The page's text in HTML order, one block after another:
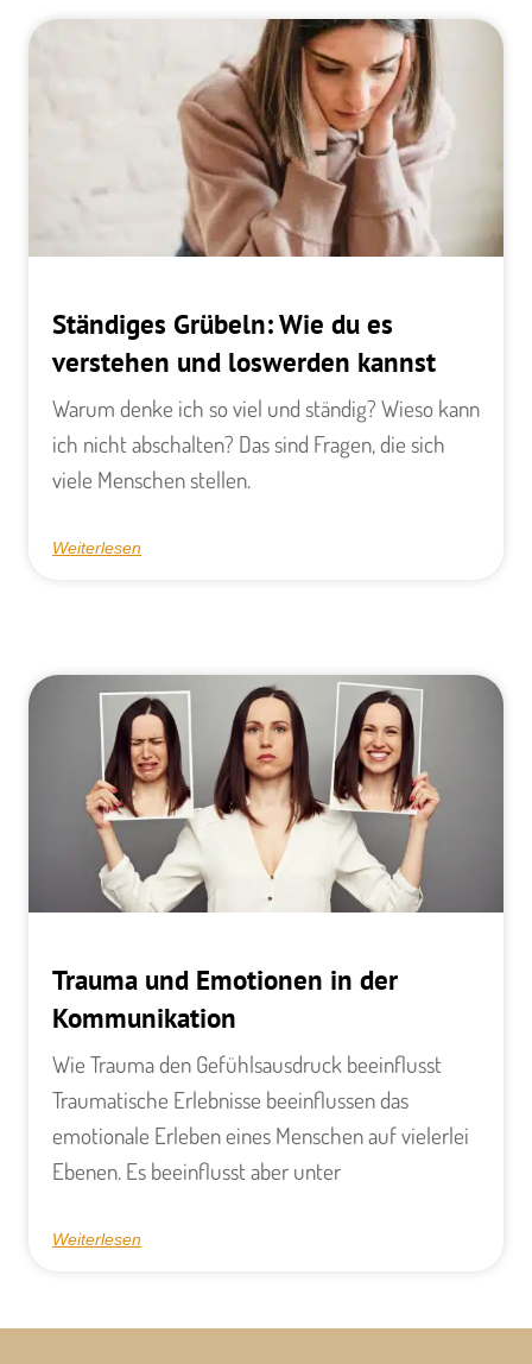
Ständiges Grübeln: Wie du es
verstehen und loswerden kannst
Warum denke ich so viel und ständig? Wieso kann
ich nicht abschalten? Das sind Fragen, die sich
viele Menschen stellen.
Weiterlesen
Trauma und Emotionen in der
Kommunikation
Wie Trauma den Gefühlsausdruck beeinflusst
Traumatische Erlebnisse beeinflussen das
emotionale Erleben eines Menschen auf vielerlei
Ebenen. Es beeinflusst aber unter
Weiterlesen